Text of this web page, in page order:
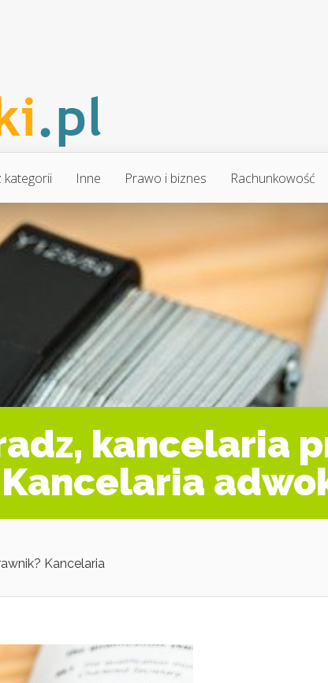
kategorii Inne Prawo i biznes Rachunkowość
kancelaria
Kancelaria